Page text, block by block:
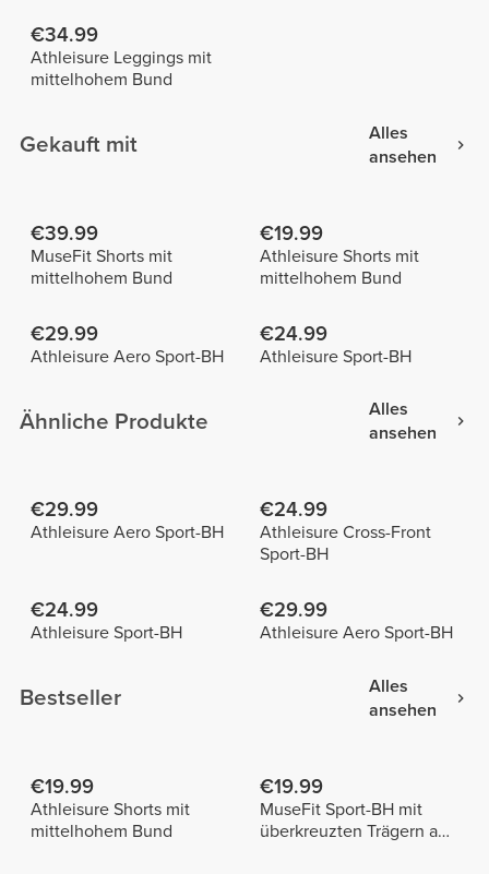
€34.99
Athleisure Leggings mit
mittelhohem Bund
Gekauft mit
Alles
ansehen
€39.99
MuseFit Shorts mit
mittelhohem Bund
€19.99
Athleisure Shorts mit
mittelhohem Bund
€29.99
Athleisure Aero Sport-BH
€24.99
Athleisure Sport-BH
Ähnliche Produkte
Alles
ansehen
€29.99
Athleisure Aero Sport-BH
€24.99
Athleisure Cross-Front
Sport-BH
€24.99
Athleisure Sport-BH
€29.99
Athleisure Aero Sport-BH
Bestseller
Alles
ansehen
€19.99
Athleisure Shorts mit
mittelhohem Bund
€19.99
MuseFit Sport-BH mit
überkreuzten Trägern am